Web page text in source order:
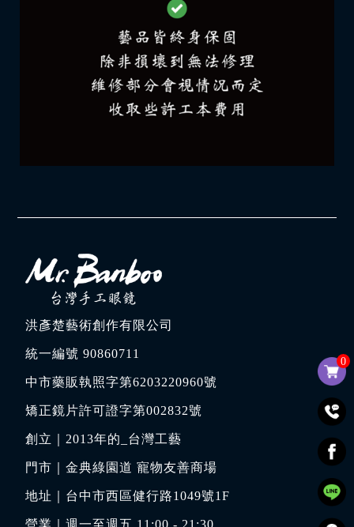
0
洪彥楚藝術創作有限公司
統一編號 90860711
中市藥販執照字第6203220960號
矯正鏡片許可證字第002832號
創立｜2013年的_台灣工藝
門市｜金典綠園道 寵物友善商場
地址｜ 台中市西區健行路1049號1F